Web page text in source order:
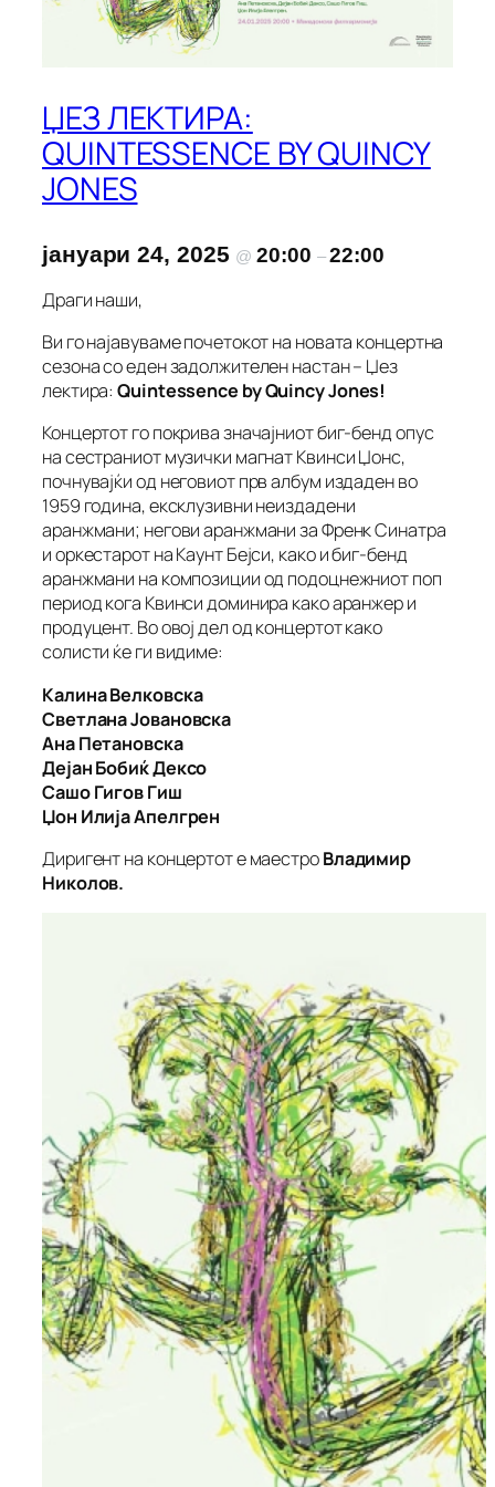
ЏЕЗ ЛЕКТИРА:
QUINTESSENCE BY QUINCY
JONES
јануари 24, 2025 @20:00 –22:00
Драги наши,
Ви го најавуваме почетокот на новата концертна
сезона со еден задолжителен настан – Џез
лектира:Quintessence by Quincy Jones!
Концертот го покрива значајниот биг-бенд опус
на сестраниот музички магнат Квинси Џонс,
почнувајќи од неговиот прв албум издаден во
1959 година, ексклузивни неиздадени
аранжмани; негови аранжмани за Френк Синатра
и оркестарот на Каунт Бејси, како и биг-бенд
аранжмани на композиции од подоцнежниот поп
период кога Квинси доминира како аранжер и
продуцент. Во овој дел од концертот како
солисти ќе ги видиме:
Калина Велковска
Светлана Јовановска
Ана Петановска
Дејан Бобиќ Дексо
Сашо Гигов Гиш
Џон Илија Апелгрен
Диригент на концертот е маестроВладимир
Николов.